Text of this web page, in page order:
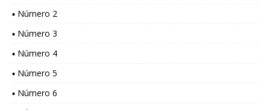
▪ Número 2
▪ Número 3
▪ Número 4
▪ Número 5
▪ Número 6